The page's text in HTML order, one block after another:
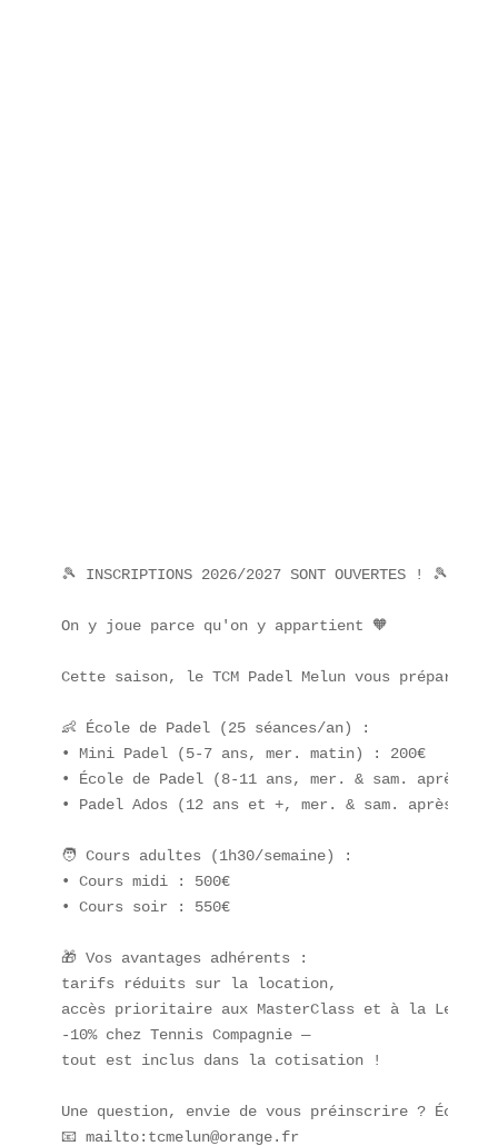
🎾 INSCRIPTIONS 2026/2027 SONT OUVERTES ! 🎾
On y joue parce qu'on y appartient 🧡
Cette saison, le TCM Padel Melun vous prépare
👶 École de Padel (25 séances/an) :
• Mini Padel (5-7 ans, mer. matin) : 200€
• École de Padel (8-11 ans, mer. & sam. après-
• Padel Ados (12 ans et +, mer. & sam. après-
🧑 Cours adultes (1h30/semaine) :
• Cours midi : 500€
• Cours soir : 550€
🎁 Vos avantages adhérents :
tarifs réduits sur la location,
accès prioritaire aux MasterClass et à la
-10% chez Tennis Compagnie —
tout est inclus dans la cotisation !
Une question, envie de vous préinscrire ?
📧 mailto:tcmelun@orange.fr